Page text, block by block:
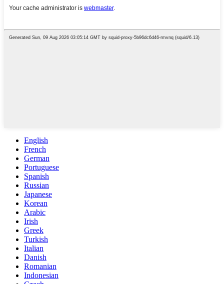
English
French
German
Portuguese
Spanish
Russian
Japanese
Korean
Arabic
Irish
Greek
Turkish
Italian
Danish
Romanian
Indonesian